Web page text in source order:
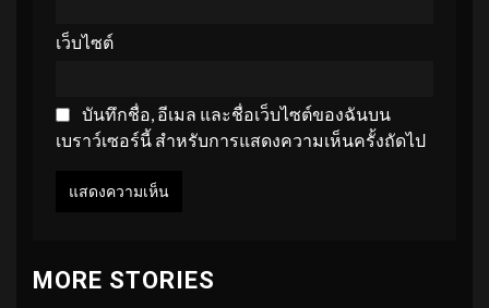
เว็บไซต์
บันทึกชื่อ, อีเมล และชื่อเว็บไซต์ของฉันบน
เบราว์เซอร์นี้ สำหรับการแสดงความเห็นครั้งถัดไป
MORE STORIES